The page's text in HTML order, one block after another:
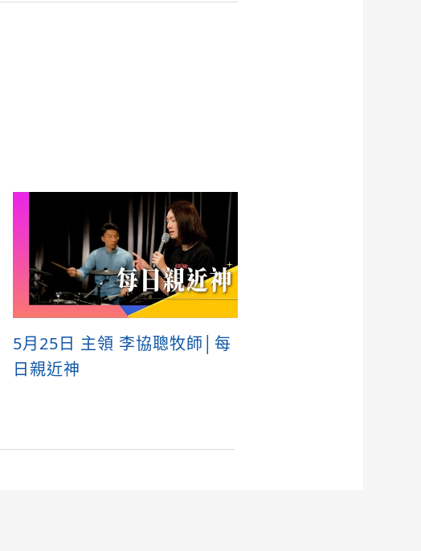
5月25日 主領 李協聰牧師│每
日親近神